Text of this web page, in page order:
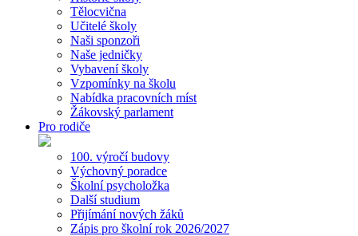
Tělocvična
Učitelé školy
Naši sponzoři
Naše jedničky
Vybavení školy
Vzpomínky na školu
Nabídka pracovních míst
Žákovský parlament
Pro rodiče
100. výročí budovy
Výchovný poradce
Školní psycholožka
Další studium
Přijímání nových žáků
Zápis pro školní rok 2026/2027